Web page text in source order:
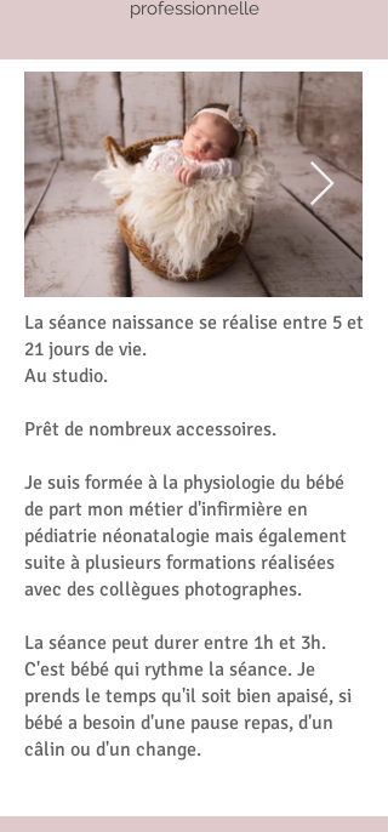
professionnelle
La séance naissance se réalise entre 5 et
21 jours de vie.
Au studio.
Prêt de nombreux accessoires.
Je suis formée à la physiologie du bébé
de part mon métier d'infirmière en
pédiatrie néonatalogie mais également
suite à plusieurs formations réalisées
avec des collègues photographes.
La séance peut durer entre 1h et 3h.
C'est bébé qui rythme la séance. Je
prends le temps qu'il soit bien apaisé, si
bébé a besoin d'une pause repas, d'un
câlin ou d'un change.